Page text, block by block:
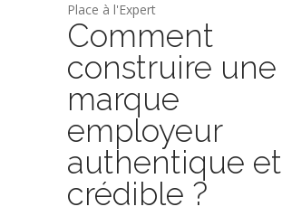
Place à l'Expert
Comment
construire une
marque
employeur
authentique et
crédible ?